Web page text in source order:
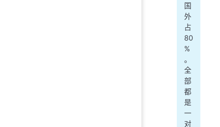
国
外
占
80
%
。
全
部
都
是
一
对